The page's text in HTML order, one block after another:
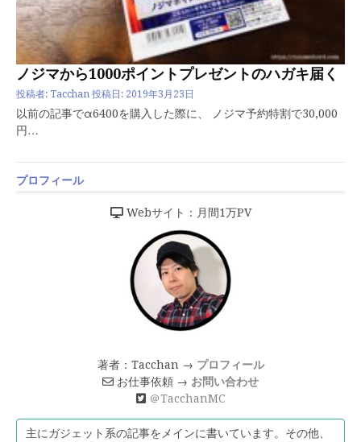
ノジマから1000ポイントプレゼントのハガキ届く
投稿者: Tacchan 投稿日: 2019年3月23日
以前の記事でα6400を購入した際に、 ノジマ予約特割で30,000
円…
プロフィール
Webサイト：月間1万PV
著者：Tacchan → プロフィール
お仕事依頼 → お問い合わせ
＠TacchanMC
主にガジェット系の記事をメインに書いています。その他、